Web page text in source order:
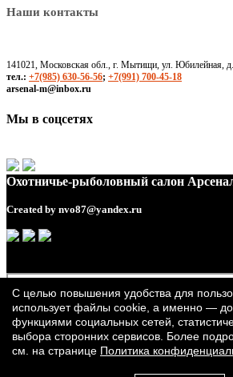
Наши контакты
141021, Московская обл., г. Мытищи, ул. Юбилейная,
тел.: +7(985) 630-56-56; +7(991) 700-45-18
arsenal-m@inbox.ru
Мы в соцсетях
Охотничье-рыболовный салон
Created by nvo87@yandex.ru
С целью повышения удобства для
использует файлы cookie, а именно —
функциями социальных сетей,
выбора сторонних сервисов. Более
см. на странице Политика